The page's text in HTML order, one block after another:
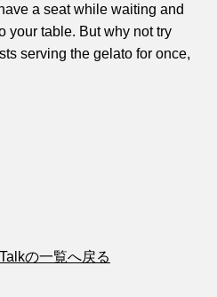
a seat while waiting and
your table. But why not try
serving the gelato for once,
の一覧へ戻る